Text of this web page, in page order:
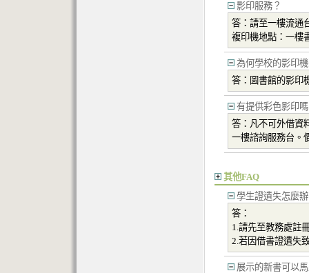
影印服務？
答：請至一樓流通
複印機地點：一樓
為何學校的影印
答：圖書館的影印
有提供彩色影印
答：凡不可外借資
一樓諮詢服務台。
其他FAQ
學生證遺失怎麼
答：
1.請先至教務處註
2.若因借書證遺失
展示的新書可以